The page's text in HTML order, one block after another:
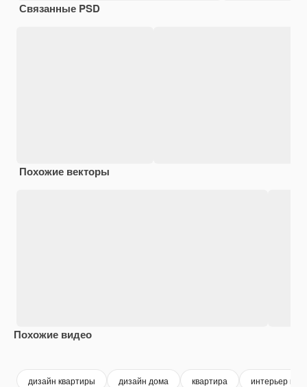
Связанные PSD
Похожие векторы
Похожие видео
дизайн квартиры дизайн дома квартира интерьер